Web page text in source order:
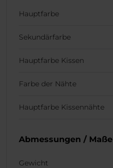
Hauptfarbe
Sekundärfarbe
Hauptfarbe Kissen
Farbe der Nähte
Hauptfarbe Kissennähte
Abmessungen / Maße
Gewicht